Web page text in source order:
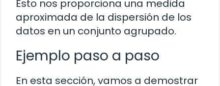
Esto nos proporciona una medida
aproximada de la dispersión de los
datos en un conjunto agrupado.
Ejemplo paso a paso
En esta sección, vamos a demostrar